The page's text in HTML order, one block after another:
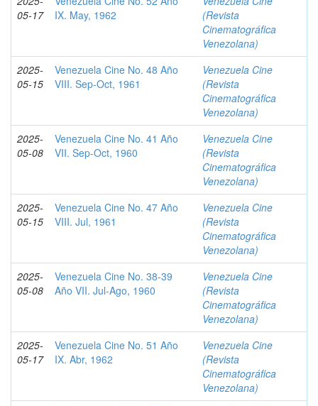
05-17
IX. May, 1962
(Revista
Cinematográfica
Venezolana)
2025-
05-15
Venezuela Cine No. 48 Año
VIII. Sep-Oct, 1961
Venezuela Cine
(Revista
Cinematográfica
Venezolana)
2025-
05-08
Venezuela Cine No. 41 Año
VII. Sep-Oct, 1960
Venezuela Cine
(Revista
Cinematográfica
Venezolana)
2025-
05-15
Venezuela Cine No. 47 Año
VIII. Jul, 1961
Venezuela Cine
(Revista
Cinematográfica
Venezolana)
2025-
05-08
Venezuela Cine No. 38-39
Año VII. Jul-Ago, 1960
Venezuela Cine
(Revista
Cinematográfica
Venezolana)
2025-
05-17
Venezuela Cine No. 51 Año
IX. Abr, 1962
Venezuela Cine
(Revista
Cinematográfica
Venezolana)